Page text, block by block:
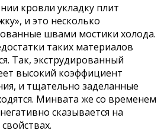
кровли укладку плит
и это несколько
швами мостики холода.
таких материалов
Так, экструдированный
высокий коэффициент
и тщательно заделанные
Минвата же со временем
сказывается на